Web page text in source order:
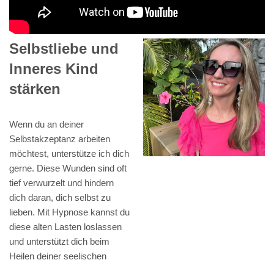
Selbstliebe und
Inneres Kind
stärken
Wenn du an deiner
Selbstakzeptanz arbeiten
möchtest, unterstütze ich dich
gerne. Diese Wunden sind oft
tief verwurzelt und hindern
dich daran, dich selbst zu
lieben. Mit Hypnose kannst du
diese alten Lasten loslassen
und unterstützt dich beim
Heilen deiner seelischen